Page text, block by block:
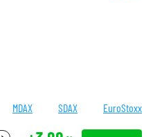
MDAX SDAX EuroStoxx